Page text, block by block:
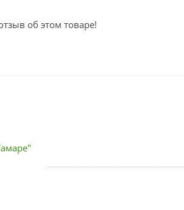
об этом товаре!